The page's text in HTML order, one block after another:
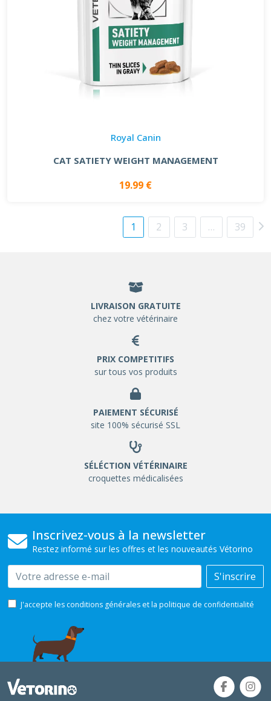
Royal Canin
CAT SATIETY WEIGHT MANAGEMENT
19.99 €
1 2 3 … 39
LIVRAISON GRATUITE
chez votre vétérinaire
PRIX COMPETITIFS
sur tous vos produits
PAIEMENT SÉCURISÉ
site 100% sécurisé SSL
SÉLÉCTION VÉTÉRINAIRE
croquettes médicalisées
Inscrivez-vous à la newsletter
Restez informé sur les offres et les nouveautés Vétorino
Email S'inscrire
J'accepte les conditions générales et la politique de confidentialité